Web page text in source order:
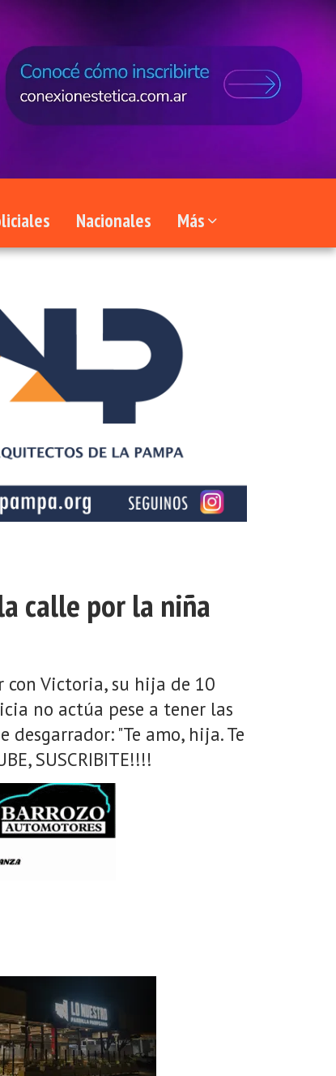
Nacionales Más
calle por la niña
con Victoria, su hija de 10
no actúa pese a tener las
"Te amo, hija. Te
SUSCRIBITE!!!!